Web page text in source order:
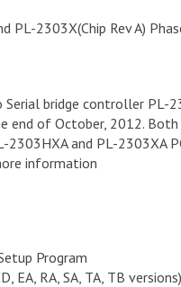
PL-2303X(Chip Rev A)
bridge controller PL-
end of October, 2012.
and PL-2303XA
information
Program
EA, RA, SA, TA, TB versions)